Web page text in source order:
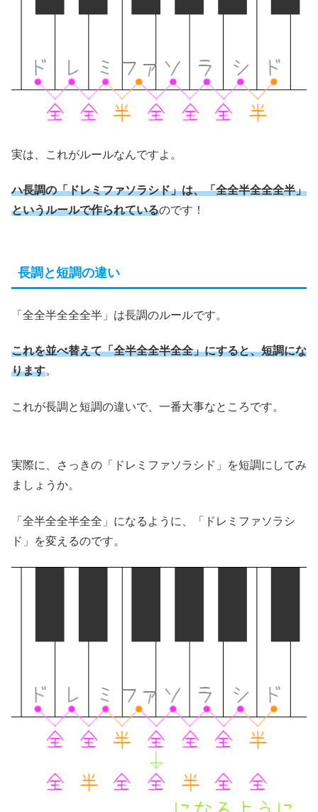
実は、これがルールなんですよ。
ハ長調の「ドレミファソラシド」は、「全全半全全全半」
というルールで作られているのです！
長調と短調の違い
「全全半全全全半」は長調のルールです。
これを並べ替えて「全半全全半全全」にすると、短調にな
ります。
これが長調と短調の違いで、一番大事なところです。
実際に、さっきの「ドレミファソラシド」を短調にしてみ
ましょうか。
「全半全全半全全」になるように、「ドレミファソラシ
ド」を変えるのです。